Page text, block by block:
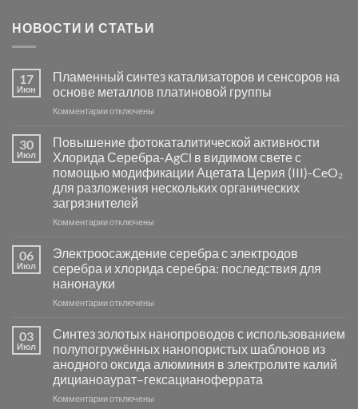
НОВОСТИ И СТАТЬИ
17
Июн
Пламенный синтез катализаторов и сенсоров на
основе металлов платиновой группы
Комментариик
Пламенный
синтез
катализаторов
и
сенсоров
на
основе
группы
отключены
30
Июл
Повышение фотокаталитической активности
Хлорида Серебра-AgCl в видимом свете с
помощью модификации Ацетата Церия (III)-CeO₂
для разложения нескольких органических
загрязнителей
Комментариик
фотокаталитической
активности
Хлорида
Серебра-
в
видимом
свете
с
помощью
модификации
отключены
06
Июл
Электроосаждение серебра с электродов
серебра и хлорида серебра: последствия для
нанонауки
Комментариик
серебра
с
электродов
серебра
и
отключены
03
Июл
Синтез золотых нанопроводов с использованием
полупогружённых нанопористых шаблонов из
анодного оксида алюминия в электролите калий
дицианоаурат–гексацианоферрата
Комментариикотключены